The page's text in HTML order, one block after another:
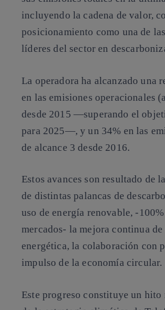
incluyendo la cadena de valor,
posicionamiento como una de
líderes del sector en
La operadora ha alcanzado una
en las emisiones operacionales
desde 2015 —superando el
para 2025—, y un 34% en las
de alcance 3 desde 2016.
Estos avances son resultado de
de distintas palancas de
uso de energía renovable, -
mercados- la mejora continua
energética, la colaboración con
impulso de la economía circular.
Este progreso constituye un hito